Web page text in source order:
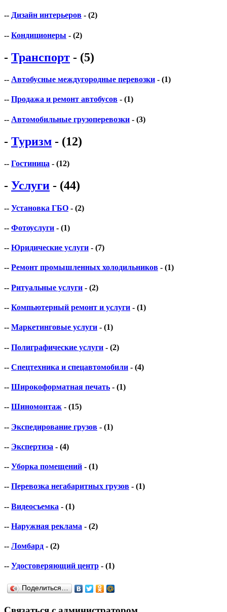
-- Дизайн интерьеров - (2)
-- Кондиционеры - (2)
- Транспорт - (5)
-- Автобусные междугородные перевозки - (1)
-- Продажа и ремонт автобусов - (1)
-- Автомобильные грузоперевозки - (3)
- Туризм - (12)
-- Гостиница - (12)
- Услуги - (44)
-- Установка ГБО - (2)
-- Фотоуслуги - (1)
-- Юридические услуги - (7)
-- Ремонт промышленных холодильников - (1)
-- Ритуальные услуги - (2)
-- Компьютерный ремонт и услуги - (1)
-- Маркетинговые услуги - (1)
-- Полиграфические услуги - (2)
-- Спецтехника и спецавтомобили - (4)
-- Широкоформатная печать - (1)
-- Шиномонтаж - (15)
-- Экспедирование грузов - (1)
-- Экспертиза - (4)
-- Уборка помещений - (1)
-- Перевозка негабаритных грузов - (1)
-- Видеосъемка - (1)
-- Наружная реклама - (2)
-- Ломбард - (2)
-- Удостоверяющий центр - (1)
Поделиться…